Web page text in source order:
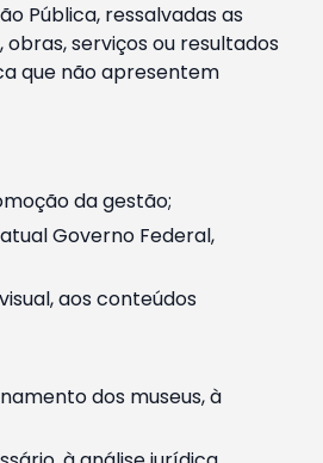
Pública, ressalvadas as
serviços ou resultados
que não apresentem
da gestão;
Governo Federal,
aos conteúdos
dos museus, à